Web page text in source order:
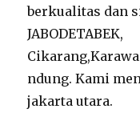
berkualitas dan
JABODETABEK,
ndung. Kami
jakarta utara.